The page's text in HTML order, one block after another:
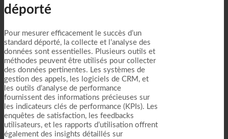
déporté
Pour mesurer efficacement le succès d’un
standard déporté, la collecte et l’analyse des
données sont essentielles. Plusieurs outils et
méthodes peuvent être utilisés pour collecter
des données pertinentes. Les systèmes de
gestion des appels, les logiciels de CRM, et
les outils d’analyse de performance
fournissent des informations précieuses sur
les indicateurs clés de performance (KPIs). Les
enquêtes de satisfaction, les feedbacks
utilisateurs, et les rapports d’utilisation offrent
également des insights détaillés sur